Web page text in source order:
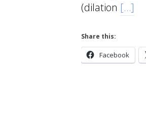
(dilation […]
Share this:
Facebook